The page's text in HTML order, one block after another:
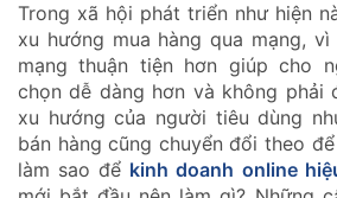
Trong xã hội phát triển như hiện
xu hướng mua hàng qua mạng,
mạng thuận tiện hơn giúp cho
chọn dễ dàng hơn và không phải
xu hướng của người tiêu dùng
bán hàng cũng chuyển đổi theo
làm sao để kinh doanh online